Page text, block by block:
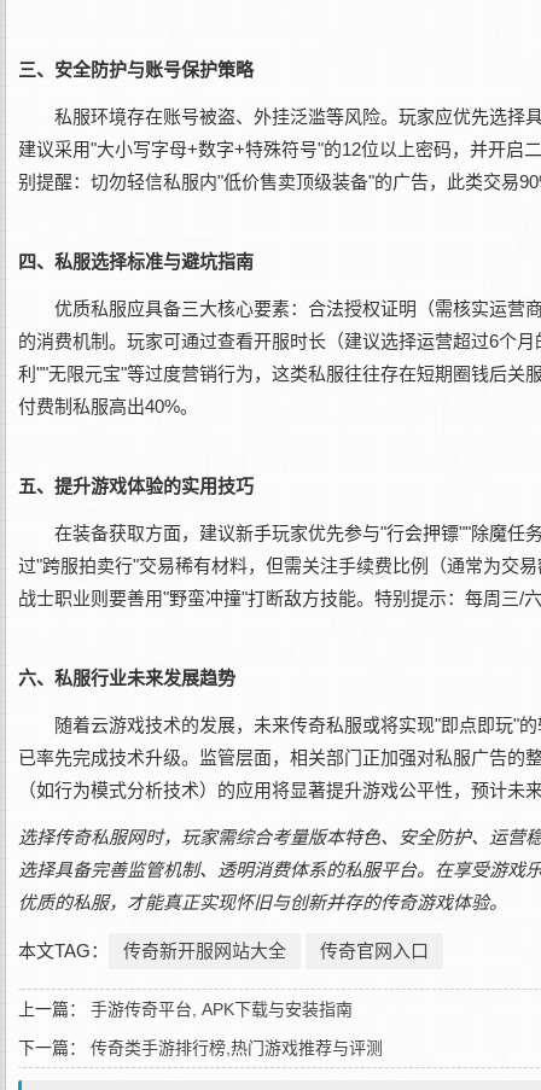
三、安全防护与账号保护策略
私服环境存在账号被盗、外挂泛滥等风险。玩家应优先选择
建议采用"大小写字母+数字+特殊符号"的12位以上密码，并开启
别提醒：切勿轻信私服内"低价售卖顶级装备"的广告，此类交易
四、私服选择标准与避坑指南
优质私服应具备三大核心要素：合法授权证明（需核实运营
的消费机制。玩家可通过查看开服时长（建议选择运营超过6个
利""无限元宝"等过度营销行为，这类私服往往存在短期圈钱后关
付费制私服高出40%。
五、提升游戏体验的实用技巧
在装备获取方面，建议新手玩家优先参与"行会押镖""除魔任
过"跨服拍卖行"交易稀有材料，但需关注手续费比例（通常为交
战士职业则要善用"野蛮冲撞"打断敌方技能。特别提示：每周三/
六、私服行业未来发展趋势
随着云游戏技术的发展，未来传奇私服或将实现"即点即玩"
已率先完成技术升级。监管层面，相关部门正加强对私服广告
（如行为模式分析技术）的应用将显著提升游戏公平性，预计
选择传奇私服网时，玩家需综合考量版本特色、安全防护、运
选择具备完善监管机制、透明消费体系的私服平台。在享受游
优质的私服，才能真正实现怀旧与创新并存的传奇游戏体验。
本文TAG： 传奇新开服网站大全 传奇官网入口
上一篇： 手游传奇平台, APK下载与安装指南
下一篇： 传奇类手游排行榜,热门游戏推荐与评测